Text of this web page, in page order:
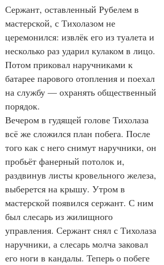
Сержант, оставленный Рубелем в
мастерской, с Тихолазом не
церемонился: извлёк его из туалета и
несколько раз ударил кулаком в лицо.
Потом приковал наручниками к
батарее парового отопления и поехал
на службу — охранять общественный
порядок.
Вечером в гудящей голове Тихолаза
всё же сложился план побега. После
того как с него снимут наручники, он
пробьёт фанерный потолок и,
раздвинув листы кровельного железа,
выберется на крышу. Утром в
мастерской появился сержант. С ним
был слесарь из жилищного
управления. Сержант снял с Тихолаза
наручники, а слесарь молча заковал
его ноги в кандалы. Теперь о побеге